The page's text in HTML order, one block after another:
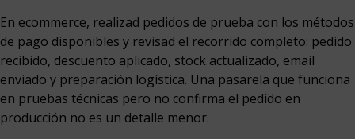
En ecommerce, realizad pedidos de prueba con los métodos
de pago disponibles y revisad el recorrido completo: pedido
recibido, descuento aplicado, stock actualizado, email
enviado y preparación logística. Una pasarela que funciona
en pruebas técnicas pero no confirma el pedido en
producción no es un detalle menor.